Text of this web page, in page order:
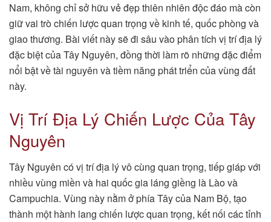
Nam, không chỉ sở hữu vẻ đẹp thiên nhiên độc đáo mà còn
giữ vai trò chiến lược quan trọng về kinh tế, quốc phòng và
giao thương. Bài viết này sẽ đi sâu vào phân tích vị trí địa lý
đặc biệt của Tây Nguyên, đồng thời làm rõ những đặc điểm
nổi bật về tài nguyên và tiềm năng phát triển của vùng đất
này.
Vị Trí Địa Lý Chiến Lược Của Tây
Nguyên
Tây Nguyên có vị trí địa lý vô cùng quan trọng, tiếp giáp với
nhiều vùng miền và hai quốc gia láng giềng là Lào và
Campuchia. Vùng này nằm ở phía Tây của Nam Bộ, tạo
thành một hành lang chiến lược quan trọng, kết nối các tỉnh